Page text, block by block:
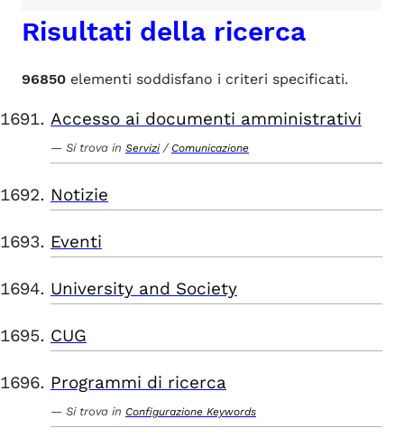
Risultati della ricerca
96850 elementi soddisfano i criteri specificati.
Accesso ai documenti amministrativi
Si trova in Servizi / Comunicazione
Notizie
Eventi
University and Society
CUG
Programmi di ricerca
Si trova in Configurazione Keywords